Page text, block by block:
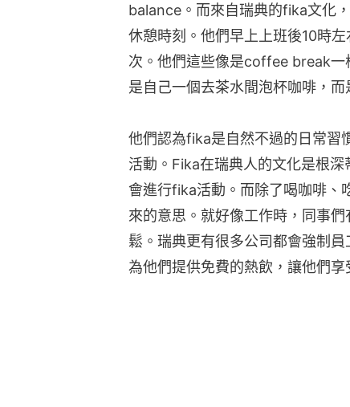
balance。而來自瑞典的fika文化
休憩時刻。他們早上上班後10時
次。他們這些像是coffee break
是自己一個去茶水間泡杯咖啡，
他們認為fika是自然不過的日常習
活動。Fika在瑞典人的文化是根
會進行fika活動。而除了喝咖啡、
來的意思。就好像工作時，同事
鬆。瑞典更有很多公司都會強制
為他們提供免費的熱飲，讓他們享